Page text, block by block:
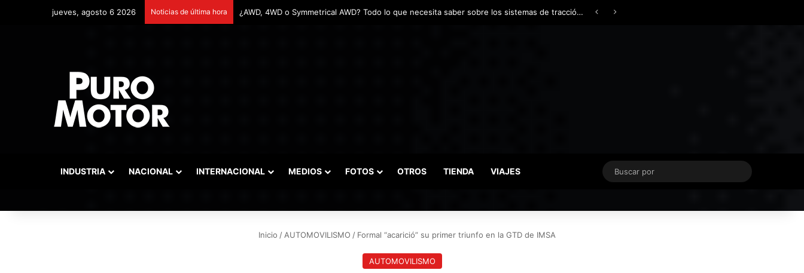
jueves, agosto 6 2026 Noticias de última hora Remontadas marcaron el inicio del Campeonato de Invierno de Kartismo
INDUSTRIA NACIONAL INTERNACIONAL MEDIOS FOTOS OTROS TIENDA VIAJES
Buscar
Inicio / AUTOMOVILISMO / Formal “acarició” su primer triunfo en la GTD de IMSA
AUTOMOVILISMO